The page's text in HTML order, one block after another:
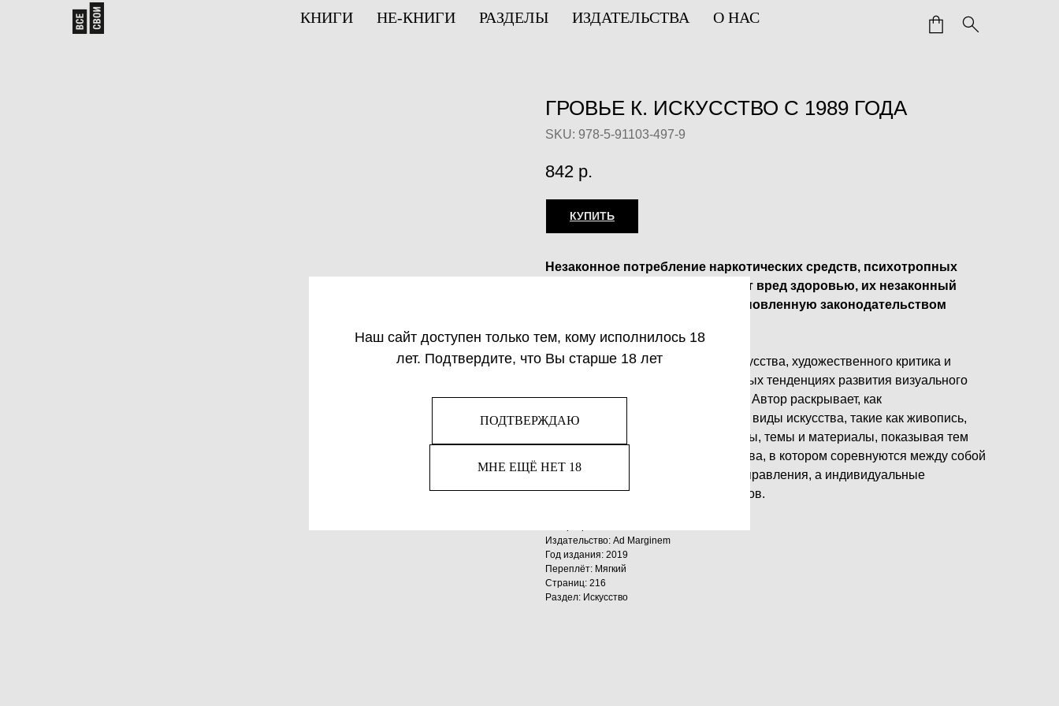
КНИГИ НЕ-КНИГИ РАЗДЕЛЫ ИЗДАТЕЛЬСТВА О НАС
Наш сайт доступен только тем, кому исполнилось 18
лет. Подтвердите, что Вы старше 18 лет
ПОДТВЕРЖДАЮ
МНЕ ЕЩЁ НЕТ 18
ГРОВЬЕ К. ИСКУССТВО С 1989 ГОДА
SKU: 978-5-91103-497-9
842 р.
КУПИТЬ
Незаконное потребление наркотических средств, психотропных
веществ, их аналогов причиняет вред здоровью, их незаконный
оборот запрещён и влечет установленную законодательством
Книга американского историка искусства, художественного критика и
поэтессы Келли Гровье, об основных тенденциях развития визуального
искусства последних тридцати лет. Автор раскрывает, как
трансформируются традиционные виды искусства, такие как живопись,
графика, скульптура, а также жанры, темы и материалы, показывая тем
самым, как изменился мир искусства, в котором соревнуются между собой
уже не национальные школы и направления, а индивидуальные
представители всех стран и народов.
Издательство: Ad Marginem
Год издания: 2019
Переплёт: Мягкий
Страниц: 216
Раздел: Искусство